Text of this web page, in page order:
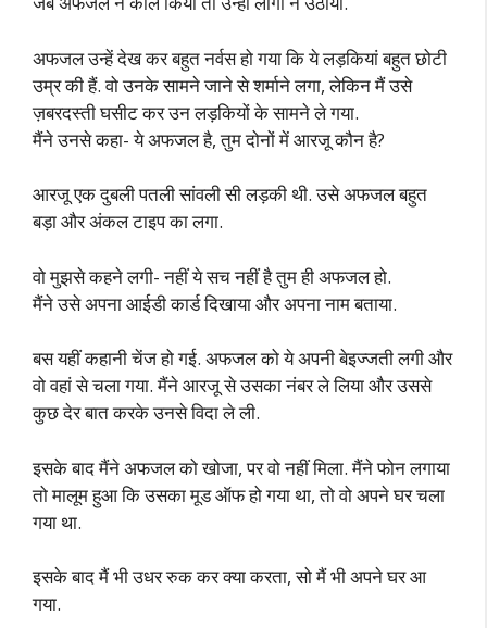
अफजल उन्हें देख कर बहुत नर्वस हो गया कि ये लड़कियां बहुत छोटी
उम्र की हैं. वो उनके सामने जाने से शर्माने लगा, लेकिन मैं उसे
ज़बरदस्ती घसीट कर उन लड़कियों के सामने ले गया.
मैंने उनसे कहा- ये अफजल है, तुम दोनों में आरजू कौन है?
आरजू एक दुबली पतली सांवली सी लड़की थी. उसे अफजल बहुत
बड़ा और अंकल टाइप का लगा.
वो मुझसे कहने लगी- नहीं ये सच नहीं है तुम ही अफजल हो.
मैंने उसे अपना आईडी कार्ड दिखाया और अपना नाम बताया.
बस यहीं कहानी चेंज हो गई. अफजल को ये अपनी बेइज्जती लगी और
वो वहां से चला गया. मैंने आरजू से उसका नंबर ले लिया और उससे
कुछ देर बात करके उनसे विदा ले ली.
इसके बाद मैंने अफजल को खोजा, पर वो नहीं मिला. मैंने फोन लगाया
तो मालूम हुआ कि उसका मूड ऑफ हो गया था, तो वो अपने घर चला
गया था.
इसके बाद मैं भी उधर रुक कर क्या करता, सो मैं भी अपने घर आ
गया.